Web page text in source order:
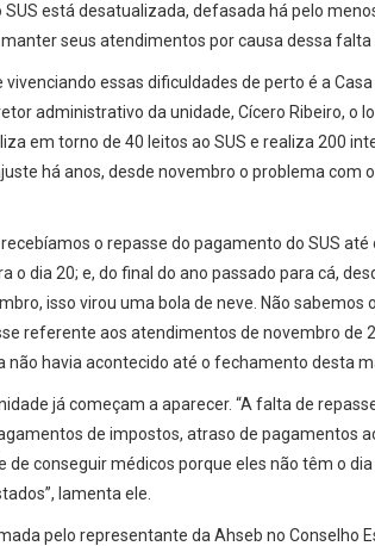
está desatualizada, defasada há pelo
seus atendimentos por causa dessa falta
essas dificuldades de perto é a
administrativo da unidade, Cícero Ribeiro, o
em torno de 40 leitos ao SUS e realiza 200
há anos, desde novembro o problema com
o repasse do pagamento do SUS até
o dia 20; e, do final do ano passado para cá,
isso virou uma bola de neve. Não sabemos
referente aos atendimentos de novembro de
não havia acontecido até o fechamento desta
já começam a aparecer. “A falta de
de impostos, atraso de pagamentos
conseguir médicos porque eles não têm o
lamenta ele.
pelo representante da Ahseb no Conselho